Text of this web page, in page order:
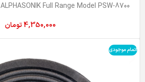
ALPHASONIK Full Range Model PSW-8700 میدرنج آلفاسونیک 8700
4,350,000تومان
اتمام موجودی